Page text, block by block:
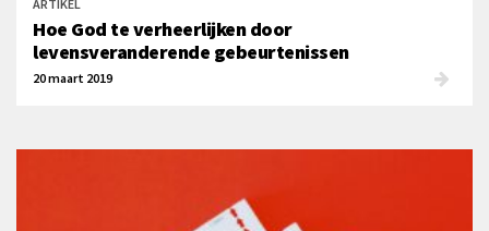
ARTIKEL
Hoe God te verheerlijken door
levensveranderende gebeurtenissen
20 maart 2019